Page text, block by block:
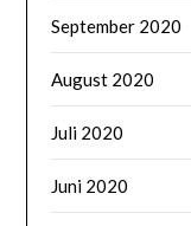
September 2020
August 2020
Juli 2020
Juni 2020